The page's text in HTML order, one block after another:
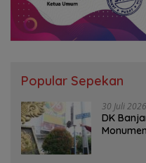
Popular Sepekan
30 Juli 2026
DK